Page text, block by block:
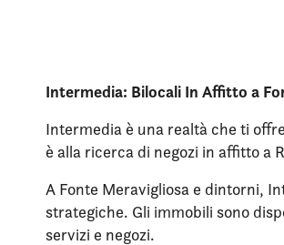
Intermedia: Bilocali In Affitto a
Intermedia è una realtà che ti
è alla ricerca di negozi in affitto a
A Fonte Meravigliosa e dintorni,
strategiche. Gli immobili sono
servizi e negozi.